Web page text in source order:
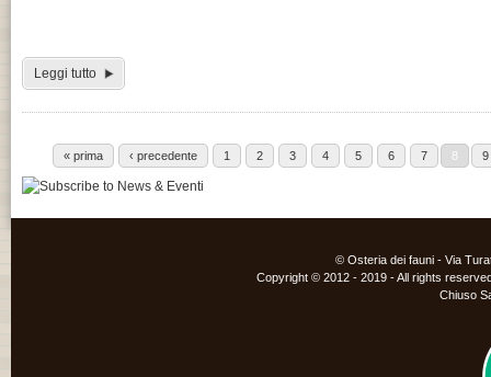
Leggi tutto
« prima ‹ precedente 1 2 3 4 5 6 7 8 9
© Osteria dei fauni - Via
Copyright © 2012 - 2019 - All rights
Chiuso